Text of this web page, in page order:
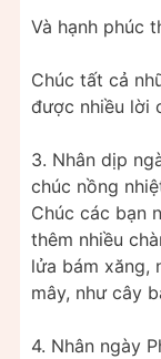
Và hạnh phúc
Chúc tất cả
được nhiều lời
3. Nhân dịp
chúc nồng
Chúc các bạn
thêm nhiều
lửa bám xăng,
mây, như cây
4. Nhân ngày